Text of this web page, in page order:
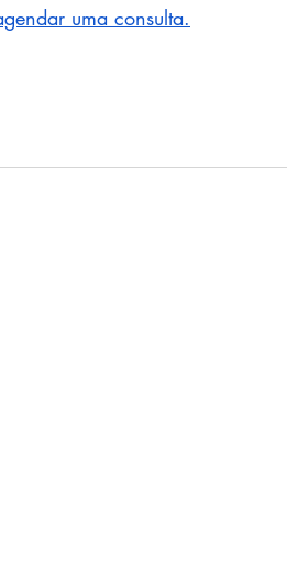
uma consulta.